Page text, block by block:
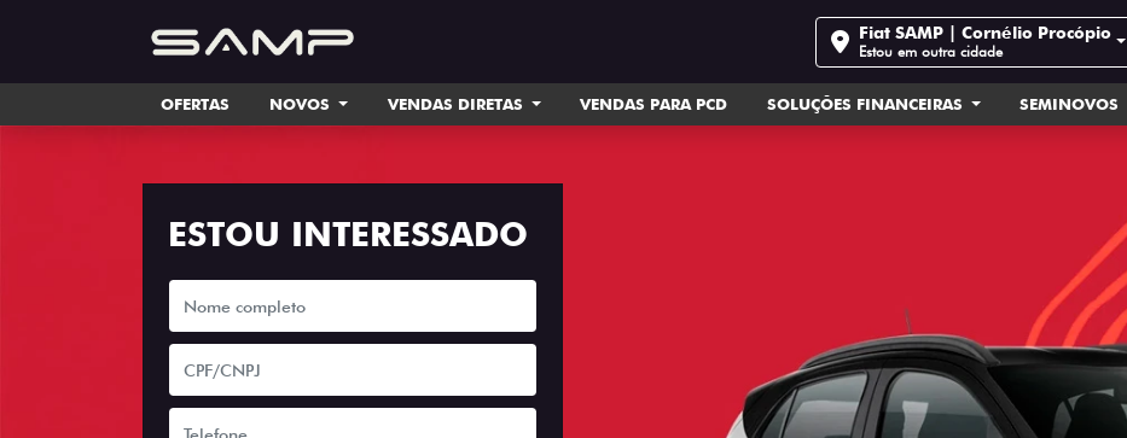
Fiat SAMP | Cornélio Procópio
Estou em outra cidade
OFERTAS NOVOS VENDAS DIRETAS VENDAS PARA PCD SOLUÇÕES FINANCEIRAS SEMINOVOS
ESTOU INTERESSADO